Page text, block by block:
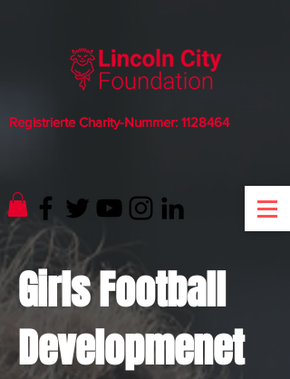
Registrierte Charity-Nummer: 1128464
Girls Football
Developmenet